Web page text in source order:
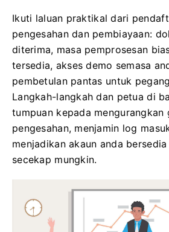
Ikuti laluan praktikal dari
pengesahan dan pembiayaan:
diterima, masa pemprosesan
tersedia, akses demo semasa
pembetulan pantas untuk
Langkah-langkah dan petua di
tumpuan kepada mengurangkan
pengesahan, menjamin log
menjadikan akaun anda
secekap mungkin.